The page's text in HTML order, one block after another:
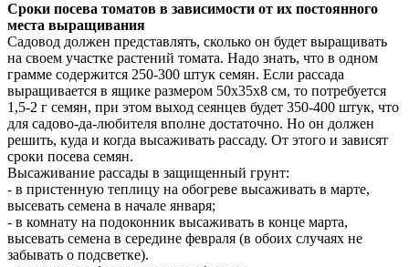
Сроки посева томатов в зависимости от их постоянного
места выращивания
Садовод должен представлять, сколько он будет выращивать
на своем участке растений томата. Надо знать, что в одном
грамме содержится 250-300 штук семян. Если рассада
выращивается в ящике размером 50x35x8 см, то потребуется
1,5-2 г семян, при этом выход сеянцев будет 350-400 штук, что
для садово-да-любителя вполне достаточно. Но он должен
решить, куда и когда высаживать рассаду. От этого и зависят
сроки посева семян.
Высаживание рассады в защищенный грунт:
- в пристенную теплицу на обогреве высаживать в марте,
высевать семена в начале января;
- в комнату на подоконник высаживать в конце марта,
высевать семена в середине февраля (в обоих случаях не
забывать о подсветке).